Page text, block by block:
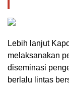
Lebih lanjut
melaksanakan
diseminasi
berlalu lintas